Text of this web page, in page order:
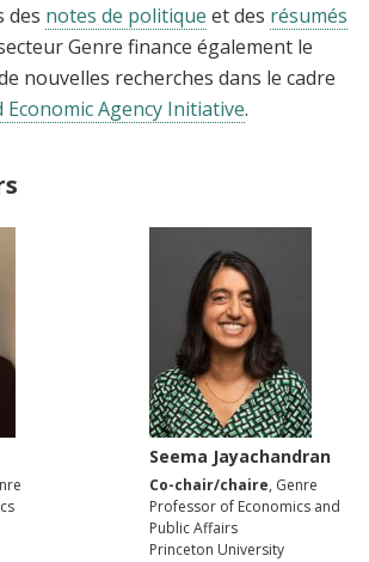
des notes de politique et des résumés
Genre finance également le
nouvelles recherches dans le cadre
Economic Agency Initiative.
Seema Jayachandran
Co-chair/chaire, Genre
Professor of Economics and
Public Affairs
Princeton University